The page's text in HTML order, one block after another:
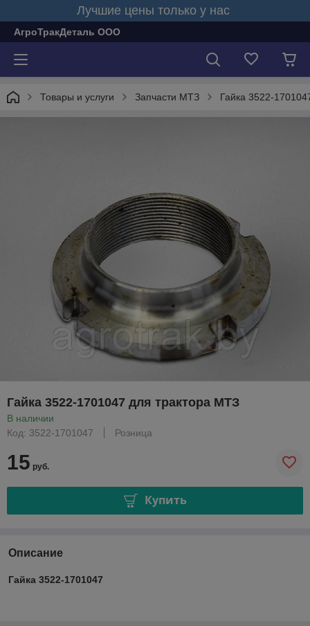
Лучшие цены только у нас
АгроТракДеталь ООО
Товары и услуги Запчасти МТЗ Гайка 3522-
Гайка 3522-1701047 для трактора МТЗ
В наличии
Код: 3522-1701047
Розница
15 руб.
Купить
Описание
Гайка 3522-1701047